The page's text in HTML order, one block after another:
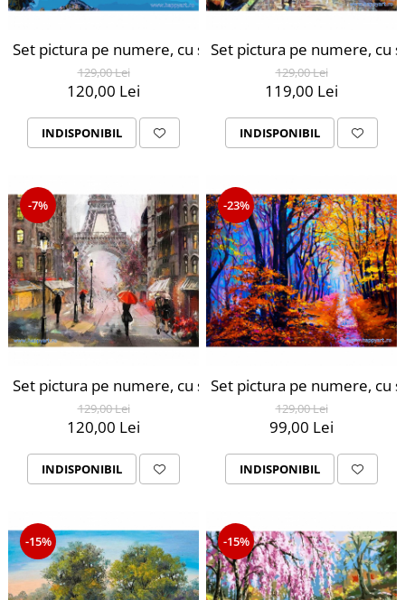
Set pictura pe numere, cu sasiu, Rau de Munte, 40x50
129,00 Lei
120,00 Lei
INDISPONIBIL
Set pictura pe numere, cu
129,00 Lei
119,00 Lei
INDISPONIBIL
-7%
Set pictura pe numere, cu sasiu, Parisul in Ploaie,
129,00 Lei
120,00 Lei
INDISPONIBIL
-23%
Set pictura pe numere, cu
129,00 Lei
99,00 Lei
INDISPONIBIL
-15% -15%